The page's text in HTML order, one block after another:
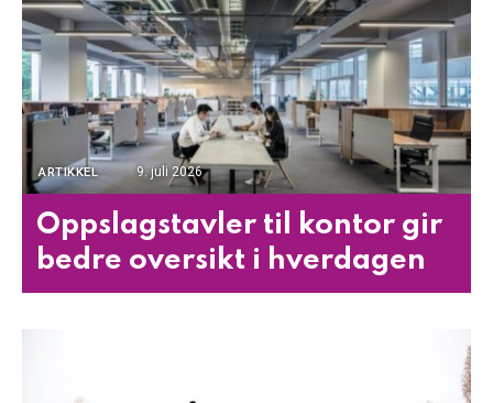
ARTIKKEL 9. juli 2026
Oppslagstavler til kontor gir
bedre oversikt i hverdagen